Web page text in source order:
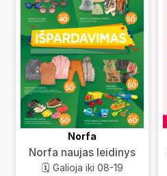
Norfa
Norfa naujas leidinys
🗓️ Galioja iki 08-19